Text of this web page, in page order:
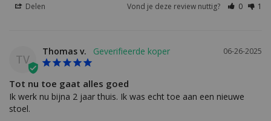
Delen Vond je deze review nuttig? 0 1
TV
06-26-2025
Thomas v.
Tot nu toe gaat alles goed
Ik werk nu bijna 2 jaar thuis. Ik was echt toe aan een nieuwe
stoel.